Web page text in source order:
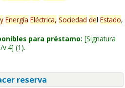
y Energía Eléctrica, Sociedad del Estado,
para préstamo: Signatura
v.4 (1).
reserva